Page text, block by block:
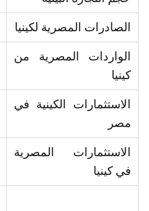
الصادرات المصرية لكينيا
الواردات المصرية من
كينيا
الاستثمارات الكينية في
مصر
الاستثمارات المصرية
في كينيا